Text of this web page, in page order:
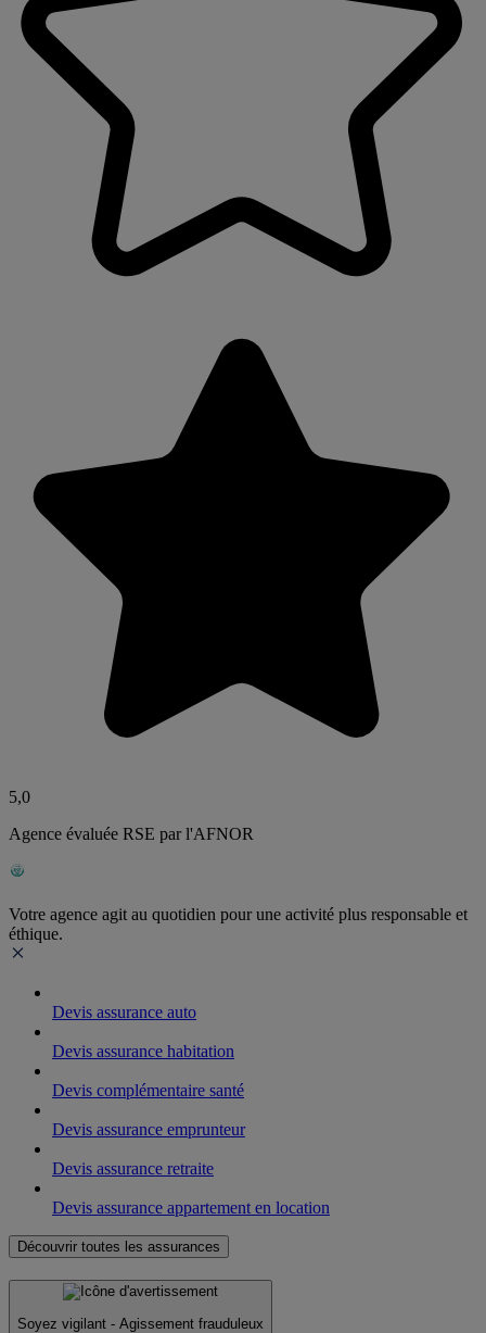
5,0
Agence évaluée RSE par l'AFNOR
Votre agence agit au quotidien pour une activité plus responsable et
éthique.
Devis assurance auto
Devis assurance habitation
Devis complémentaire santé
Devis assurance emprunteur
Devis assurance retraite
Devis assurance appartement en location
Découvrir toutes les assurances
Soyez vigilant - Agissement frauduleux